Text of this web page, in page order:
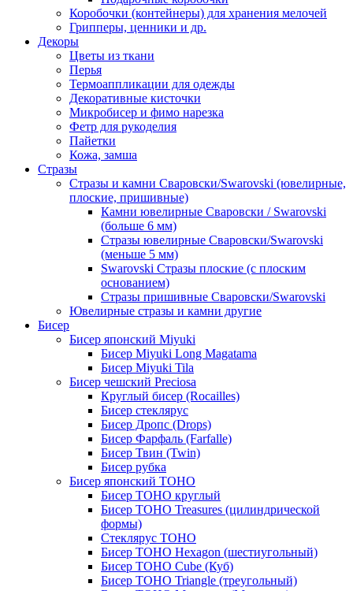
Коробочки (контейнеры) для хранения мелочей
Грипперы, ценники и др.
Декоры
Цветы из ткани
Перья
Термоаппликации для одежды
Декоративные кисточки
Микробисер и фимо нарезка
Фетр для рукоделия
Пайетки
Кожа, замша
Стразы
Стразы и камни Сваровски/Swarovski (ювелирные,
плоские, пришивные)
Камни ювелирные Сваровски / Swarovski
(больше 6 мм)
Стразы ювелирные Сваровски/Swarovski
(меньше 5 мм)
Swarovski Стразы плоские (с плоским
основанием)
Стразы пришивные Сваровски/Swarovski
Ювелирные стразы и камни другие
Бисер
Бисер японский Miyuki
Бисер Miyuki Long Magatama
Бисер Miyuki Tila
Бисер чешский Preciosa
Круглый бисер (Rocailles)
Бисер стеклярус
Бисер Дропс (Drops)
Бисер Фарфаль (Farfalle)
Бисер Твин (Twin)
Бисер рубка
Бисер японский TOHO
Бисер TOHO круглый
Бисер TOHO Treasures (цилиндрической
формы)
Стеклярус TOHO
Бисер TOHO Hexagon (шестиугольный)
Бисер TOHO Cube (Куб)
Бисер TOHO Triangle (треугольный)